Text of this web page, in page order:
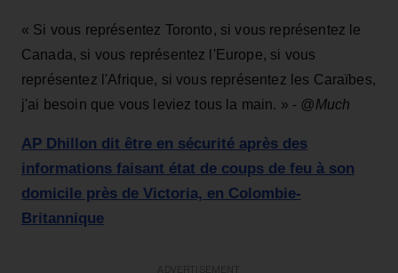
« Si vous représentez Toronto, si vous représentez le
Canada, si vous représentez l'Europe, si vous
représentez l'Afrique, si vous représentez les Caraïbes,
j'ai besoin que vous leviez tous la main. » - @Much
AP Dhillon dit être en sécurité après des
informations faisant état de coups de feu à son
domicile près de Victoria, en Colombie-
Britannique